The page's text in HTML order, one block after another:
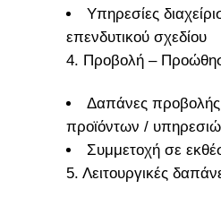
Υπηρεσίες
επενδυτικού σχεδίου
4. Προβολή –
Δαπάνες
προϊόντων /
Συμμετοχή σε
5. Λειτουργικές